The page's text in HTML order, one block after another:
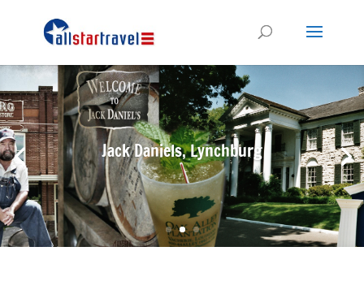
Jack Daniels, Lynchburg